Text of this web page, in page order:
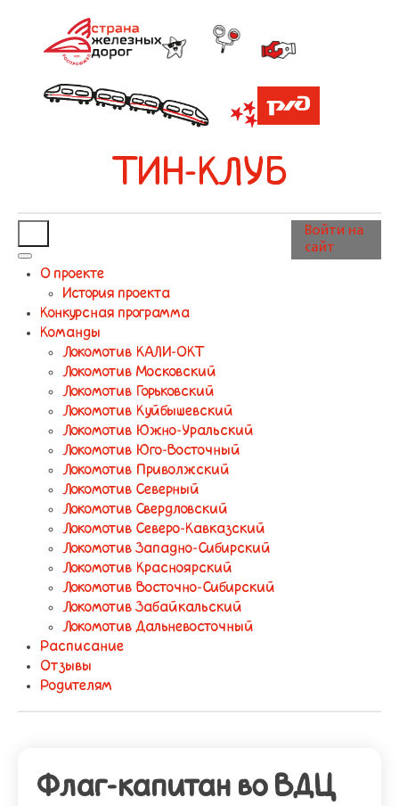
ТИН-КЛУБ
О проекте
История проекта
Конкурсная программа
Команды
Локомотив КАЛИ-ОКТ
Локомотив Московский
Локомотив Горьковский
Локомотив Куйбышевский
Локомотив Южно-Уральский
Локомотив Юго-Восточный
Локомотив Приволжский
Локомотив Северный
Локомотив Свердловский
Локомотив Северо-Кавказский
Локомотив Западно-Сибирский
Локомотив Красноярский
Локомотив Восточно-Сибирский
Локомотив Забайкальский
Локомотив Дальневосточный
Расписание
Отзывы
Родителям
Войти на
сайт
Флаг-капитан во ВДЦ